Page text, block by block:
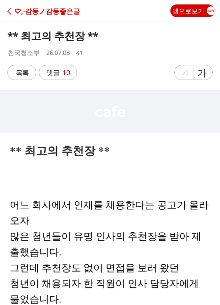
C
A
♡,·감동ノ감동좋은글 앱으로보기
** 최고의 추천장 **
작
자
천국청소부
작
시
간
26.07.08
조
수
41
목록 댓글 10
글
가
글
자
가
** 최고의 추천장 **
어느 회사에서 인재를 채용한다는 공고가 올라
오자
많은 청년들이 유명 인사의 추천장을 받아 제
출했습니다.
그런데 추천장도 없이 면접을 보러 왔던
청년이 채용되자 한 직원이 인사 담당자에게
물었습니다.